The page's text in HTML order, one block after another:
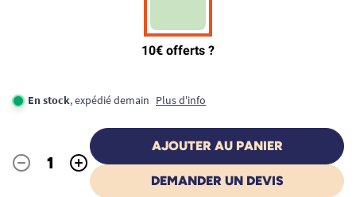
En stock, expédié demain Plus d'info
Quantité
- +
AJOUTER AU PANIER
DEMANDER UN DEVIS